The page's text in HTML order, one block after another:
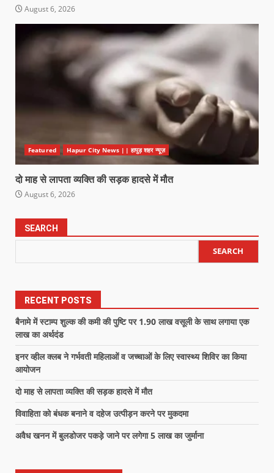
August 6, 2026
Featured Hapur City News || हापुड़ शहर न्यूज़
दो माह से लापता व्यक्ति की सड़क हादसे में मौत
August 6, 2026
SEARCH
SEARCH
RECENT POSTS
बैनामे में स्टाम्प शुल्क की कमी की पुष्टि पर 1.90 लाख वसूली के साथ लगाया एक
लाख का अर्थदंड
इनर व्हील क्लब ने गर्भवती महिलाओं व जच्चाओं के लिए स्वास्थ्य शिविर का किया
आयोजन
दो माह से लापता व्यक्ति की सड़क हादसे में मौत
विवाहिता को बंधक बनाने व दहेज उत्पीड़न करने पर मुकदमा
अवैध खनन में बुलडोजर पकड़े जाने पर लगेगा 5 लाख का जुर्माना